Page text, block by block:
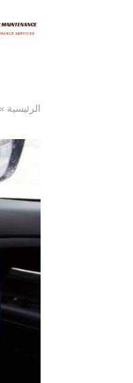
الرئيسية